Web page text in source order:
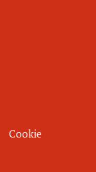
Cookie